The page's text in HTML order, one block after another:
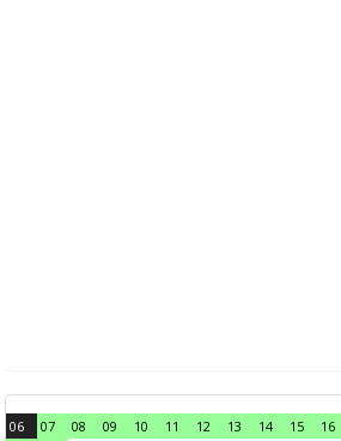
06 07 08 09 10 11 12 13 14 15 16